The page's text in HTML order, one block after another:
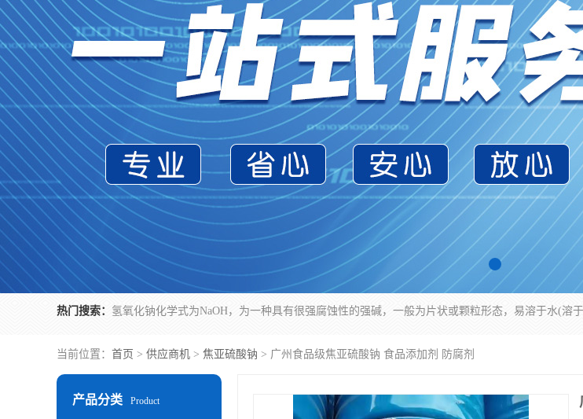
热门搜索：
当前位置： 首页 > 供应商机 > 焦亚硫酸钠 > 广州食品级焦亚硫酸钠 食品添加剂 防腐剂
产品分类 Product